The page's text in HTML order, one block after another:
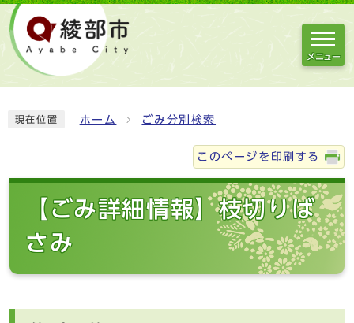
メニュー
現在位置 ホーム ごみ分別検索
このページを印刷する
【ごみ詳細情報】枝切りば
さみ